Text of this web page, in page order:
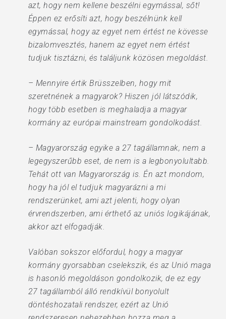
azt, hogy nem kellene beszélni egymással, sőt!
Éppen ez erősíti azt, hogy beszélnünk kell
egymással, hogy az egyet nem értést ne kövesse
bizalomvesztés, hanem az egyet nem értést
tudjuk tisztázni, és találjunk közösen megoldást.
– Mennyire értik Brüsszelben, hogy mit
szeretnének a magyarok? Hiszen jól látszódik,
hogy több esetben is meghaladja a magyar
kormány az európai mainstream gondolkodást.
– Magyarország egyike a 27 tagállamnak, nem a
legegyszerűbb eset, de nem is a legbonyolultabb.
Tehát ott van Magyarország is. Én azt mondom,
hogy ha jól el tudjuk magyarázni a mi
rendszerünket, ami azt jelenti, hogy olyan
érvrendszerben, ami érthető az uniós logikájának,
akkor azt elfogadják.
Valóban sokszor előfordul, hogy a magyar
kormány gyorsabban cselekszik, és az Unió maga
is hasonló megoldáson gondolkozik, de ez egy
27 tagállamból álló rendkívül bonyolult
döntéshozatali rendszer, ezért az Unió